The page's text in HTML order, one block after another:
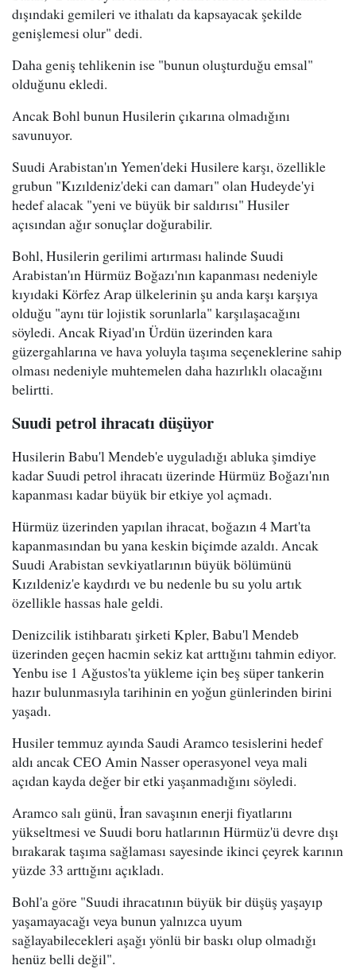
dışındaki gemileri ve ithalatı da kapsayacak şekilde
genişlemesi olur" dedi.
Daha geniş tehlikenin ise "bunun oluşturduğu emsal"
olduğunu ekledi.
Ancak Bohl bunun Husilerin çıkarına olmadığını
savunuyor.
Suudi Arabistan'ın Yemen'deki Husilere karşı, özellikle
grubun "Kızıldeniz'deki can damarı" olan Hudeyde'yi
hedef alacak "yeni ve büyük bir saldırısı" Husiler
açısından ağır sonuçlar doğurabilir.
Bohl, Husilerin gerilimi artırması halinde Suudi
Arabistan'ın Hürmüz Boğazı'nın kapanması nedeniyle
kıyıdaki Körfez Arap ülkelerinin şu anda karşı karşıya
olduğu "aynı tür lojistik sorunlarla" karşılaşacağını
söyledi. Ancak Riyad'ın Ürdün üzerinden kara
güzergahlarına ve hava yoluyla taşıma seçeneklerine sahip
olması nedeniyle muhtemelen daha hazırlıklı olacağını
belirtti.
Suudi petrol ihracatı düşüyor
Husilerin Babu'l Mendeb'e uyguladığı abluka şimdiye
kadar Suudi petrol ihracatı üzerinde Hürmüz Boğazı'nın
kapanması kadar büyük bir etkiye yol açmadı.
Hürmüz üzerinden yapılan ihracat, boğazın 4 Mart'ta
kapanmasından bu yana keskin biçimde azaldı. Ancak
Suudi Arabistan sevkiyatlarının büyük bölümünü
Kızıldeniz'e kaydırdı ve bu nedenle bu su yolu artık
özellikle hassas hale geldi.
Denizcilik istihbaratı şirketi Kpler, Babu'l Mendeb
üzerinden geçen hacmin sekiz kat arttığını tahmin ediyor.
Yenbu ise 1 Ağustos'ta yükleme için beş süper tankerin
hazır bulunmasıyla tarihinin en yoğun günlerinden birini
yaşadı.
Husiler temmuz ayında Saudi Aramco tesislerini hedef
aldı ancak CEO Amin Nasser operasyonel veya mali
açıdan kayda değer bir etki yaşanmadığını söyledi.
Aramco salı günü, İran savaşının enerji fiyatlarını
yükseltmesi ve Suudi boru hatlarının Hürmüz'ü devre dışı
bırakarak taşıma sağlaması sayesinde ikinci çeyrek karının
yüzde 33 arttığını açıkladı.
Bohl'a göre "Suudi ihracatının büyük bir düşüş yaşayıp
yaşamayacağı veya bunun yalnızca uyum
sağlayabilecekleri aşağı yönlü bir baskı olup olmadığı
henüz belli değil".